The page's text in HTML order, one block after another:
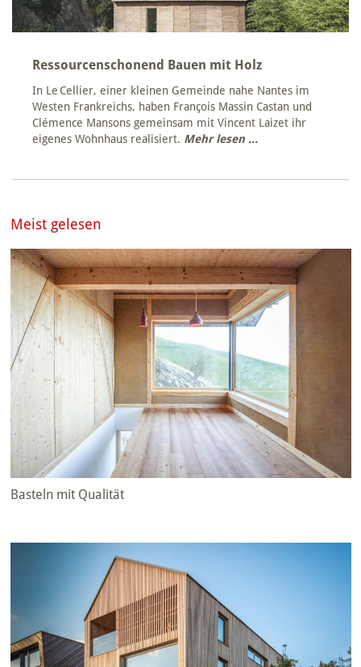
Ressourcenschonend Bauen mit Holz
In Le Cellier, einer kleinen Gemeinde nahe Nantes im
Westen Frankreichs, haben François Massin Castan und
Clémence Mansons gemeinsam mit Vincent Laizet ihr
eigenes Wohnhaus realisiert. Mehr lesen ...
Meist gelesen
Basteln mit Qualität